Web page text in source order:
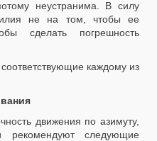
неустранима. В силу
не на том, чтобы ее
сделать погрешность
каждому из
движения по азимуту,
рекомендуют следующие